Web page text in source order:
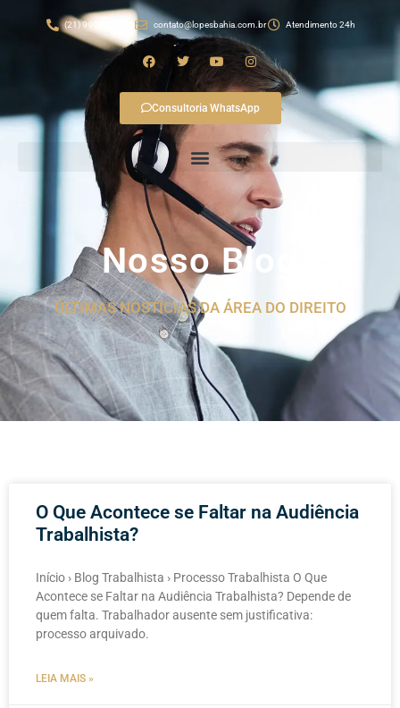
(21) 99982-4874 contato@lopesbahia.com.br Atendimento 24h
Consultoria WhatsApp
Nosso Blog
ÚLTIMAS NOSTÍCIAS DA ÁREA DO DIREITO
O Que Acontece se Faltar na Audiência
Trabalhista?
Início › Blog Trabalhista › Processo Trabalhista O Que
Acontece se Faltar na Audiência Trabalhista? Depende de
quem falta. Trabalhador ausente sem justificativa:
processo arquivado.
LEIA MAIS »